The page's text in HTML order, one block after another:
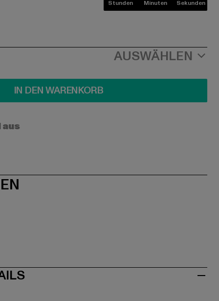
Stunden Minuten Sekunden
AUSWÄHLEN
IN DEN WARENKORB